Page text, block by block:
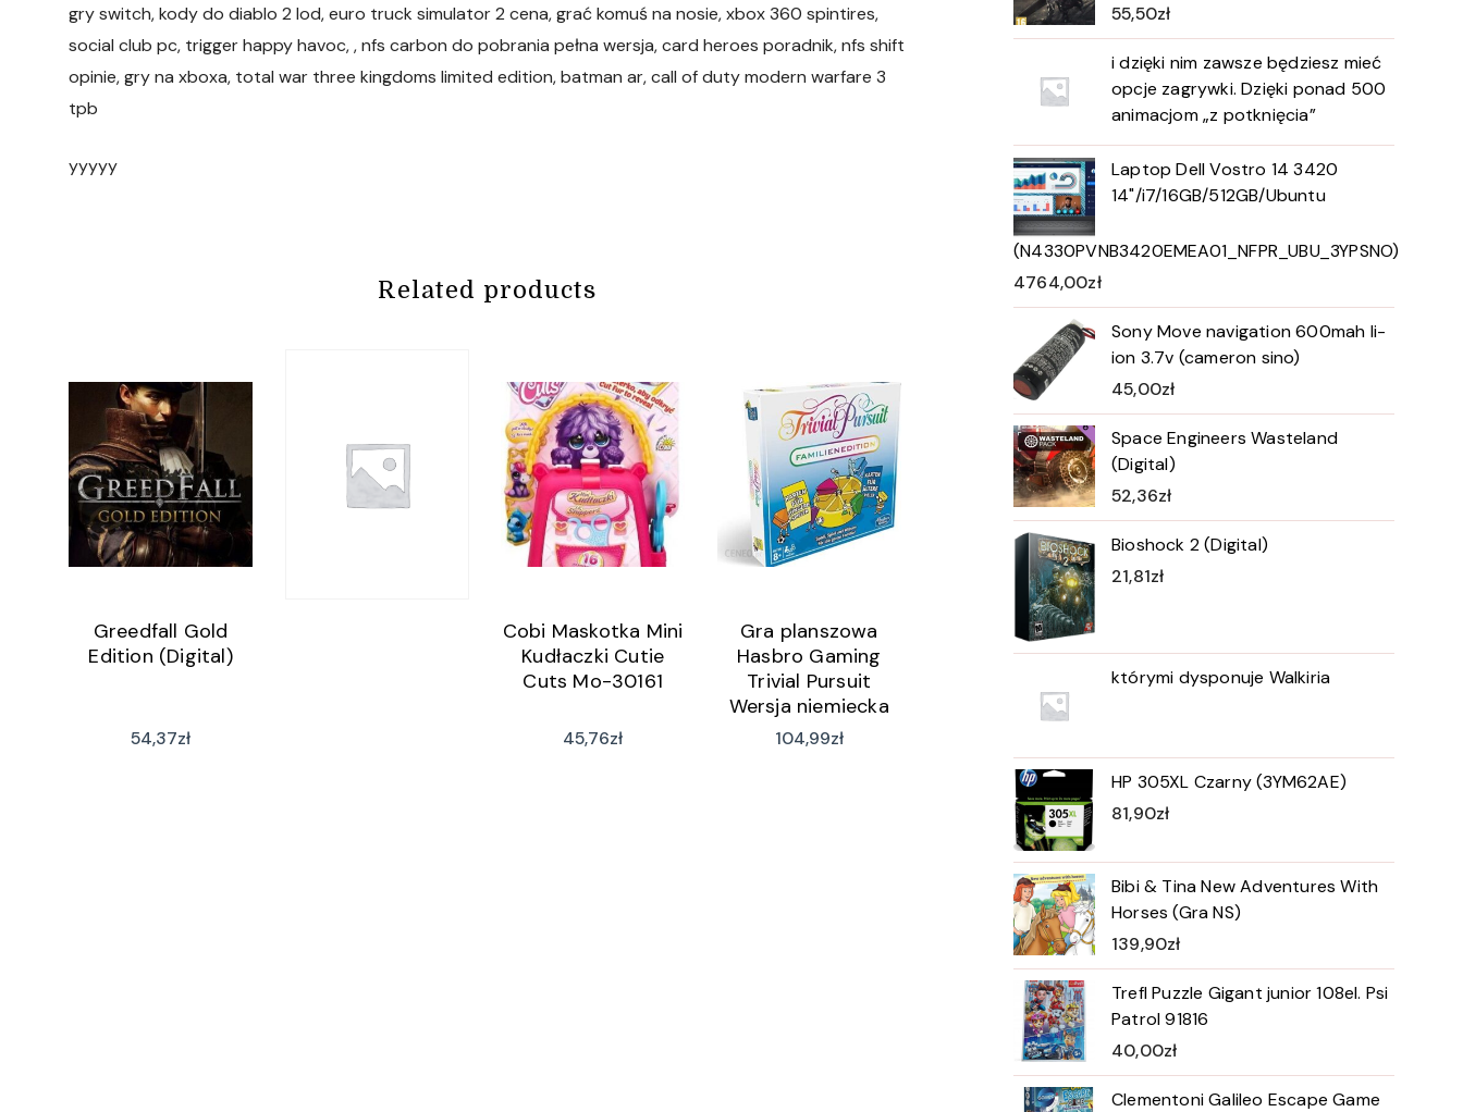
gry switch, kody do diablo 2 lod, euro truck simulator 2 cena, grać komuś na nosie, xbox 360 spintires,
social club pc, trigger happy havoc, , nfs carbon do pobrania pełna wersja, card heroes poradnik, nfs shift
opinie, gry na xboxa, total war three kingdoms limited edition, batman ar, call of duty modern warfare 3
tpb
yyyyy
Related products
Greedfall Gold
Edition (Digital)
54,37zł
Cobi Maskotka Mini
Kudłaczki Cutie
Cuts Mo-30161
45,76zł
Gra planszowa
Hasbro Gaming
Trivial Pursuit
Wersja niemiecka
E1921100
104,99zł
55,50zł
i dzięki nim zawsze będziesz mieć
opcje zagrywki. Dzięki ponad 500
animacjom „z potknięcia”
Laptop Dell Vostro 14 3420
14"/i7/16GB/512GB/Ubuntu
(N4330PVNB3420EMEA01_NFPR_UBU_3YPSNO)
4764,00zł
Sony Move navigation 600mah li-
ion 3.7v (cameron sino)
45,00zł
Space Engineers Wasteland
(Digital)
52,36zł
Bioshock 2 (Digital)
21,81zł
którymi dysponuje Walkiria
HP 305XL Czarny (3YM62AE)
81,90zł
Bibi & Tina New Adventures With
Horses (Gra NS)
139,90zł
Trefl Puzzle Gigant junior 108el. Psi
Patrol 91816
40,00zł
Clementoni Galileo Escape Game